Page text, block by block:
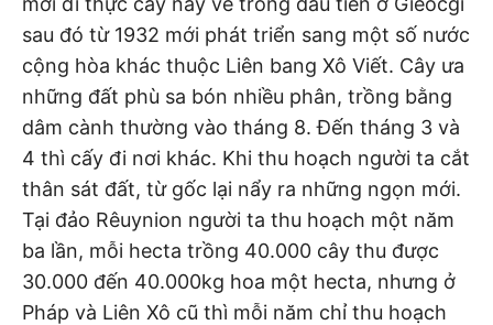
sau đó từ 1932 mới phát triển sang một số nước
cộng hòa khác thuộc Liên bang Xô Viết. Cây ưa
những đất phù sa bón nhiều phân, trồng bằng
dâm cành thường vào tháng 8. Đến tháng 3 và
4 thì cấy đi nơi khác. Khi thu hoạch người ta cắt
thân sát đất, từ gốc lại nẩy ra những ngọn mới.
Tại đảo Rêuynion người ta thu hoạch một năm
ba lần, mỗi hecta trồng 40.000 cây thu được
30.000 đến 40.000kg hoa một hecta, nhưng ở
Pháp và Liên Xô cũ thì mỗi năm chỉ thu hoạch